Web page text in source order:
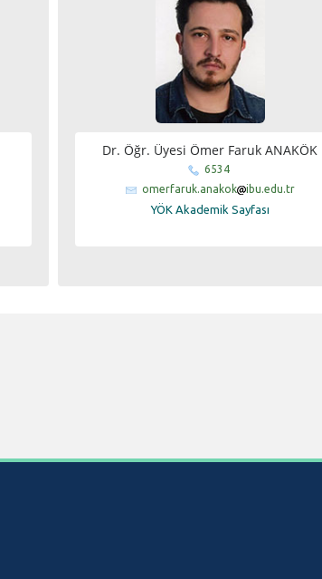
Dr. Öğr. Üyesi Ömer Faruk ANAKÖK
6534
omerfaruk.anakok
ibu.edu.tr
YÖK Akademik Sayfası